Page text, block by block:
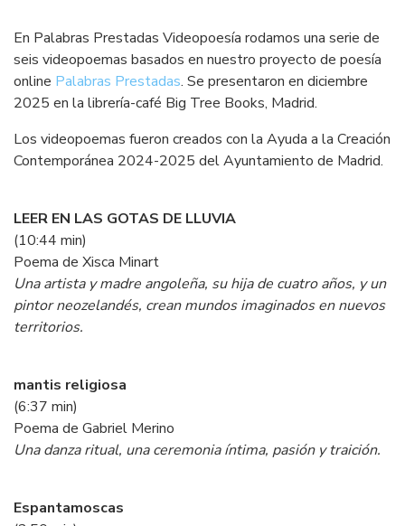
En Palabras Prestadas Videopoesía rodamos una serie de
seis videopoemas basados en nuestro proyecto de poesía
online Palabras Prestadas. Se presentaron en diciembre
2025 en la librería-café Big Tree Books, Madrid.
Los videopoemas fueron creados con la Ayuda a la Creación
Contemporánea 2024-2025 del Ayuntamiento de Madrid.
LEER EN LAS GOTAS DE LLUVIA
(10:44 min)
Poema de Xisca Minart
Una artista y madre angoleña, su hija de cuatro años, y un
pintor neozelandés, crean mundos imaginados en nuevos
territorios.
mantis religiosa
(6:37 min)
Poema de Gabriel Merino
Una danza ritual, una ceremonia íntima, pasión y traición.
Espantamoscas